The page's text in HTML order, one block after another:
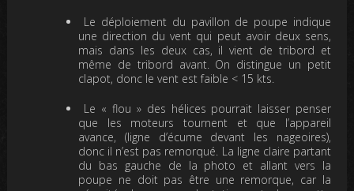
Le déploiement du pavillon de poupe indique
une direction du vent qui peut avoir deux sens,
mais dans les deux cas, il vient de tribord et
même de tribord avant. On distingue un petit
clapot, donc le vent est faible < 15 kts.
Le « flou » des hélices pourrait laisser penser
que les moteurs tournent et que l’appareil
avance, (ligne d’écume devant les nageoires),
donc il n’est pas remorqué. La ligne claire partant
du bas gauche de la photo et allant vers la
poupe ne doit pas être une remorque, car la